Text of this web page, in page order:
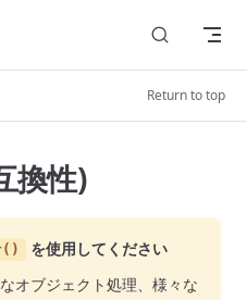
Return to top
換性)
を使用してください
オブジェクト処理、様々な